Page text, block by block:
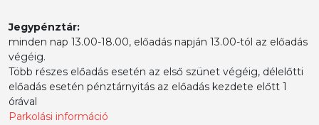
Jegypénztár:
minden nap 13.00-18.00, előadás napján 13.00-tól az előadás
végéig.
Több részes előadás esetén az első szünet végéig, délelőtti
előadás esetén pénztárnyitás az előadás kezdete előtt 1
órával
Parkolási információ